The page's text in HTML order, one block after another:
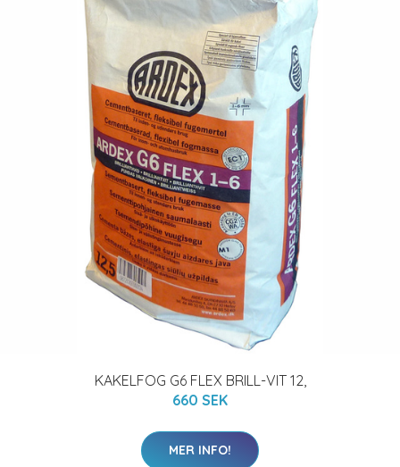
KAKELFOG G6 FLEX BRILL-VIT 12,
660 SEK
MER INFO!